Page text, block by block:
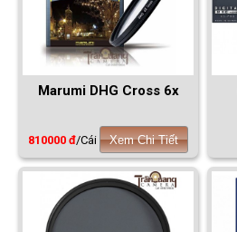
Marumi DHG Cross 6x
810000 đ/Cái Xem Chi Tiết